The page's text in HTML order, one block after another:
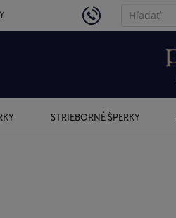
4434
STRIEBORNÉ ŠPERKY